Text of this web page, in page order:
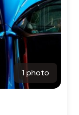
1 photo